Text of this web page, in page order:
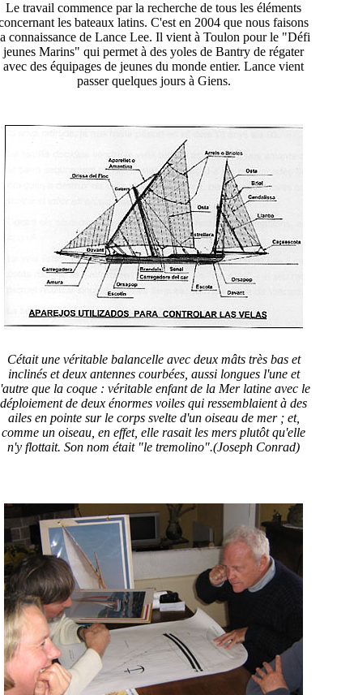
Le travail commence par la recherche de tous les éléments
les bateaux latins. C'est en 2004 que nous faisons
connaissance de Lance Lee. Il vient à Toulon pour le "Défi
jeunes Marins" qui permet à des yoles de Bantry de régater
avec des équipages de jeunes du monde entier. Lance vient
passer quelques jours à Giens.
Cétait une véritable balancelle avec deux mâts très bas et
inclinés et deux antennes courbées, aussi longues l'une et
que la coque : véritable enfant de la Mer latine avec le
déploiement de deux énormes voiles qui ressemblaient à des
ailes en pointe sur le corps svelte d'un oiseau de mer ; et,
comme un oiseau, en effet, elle rasait les mers plutôt qu'elle
n'y flottait. Son nom était "le tremolino".(Joseph Conrad)